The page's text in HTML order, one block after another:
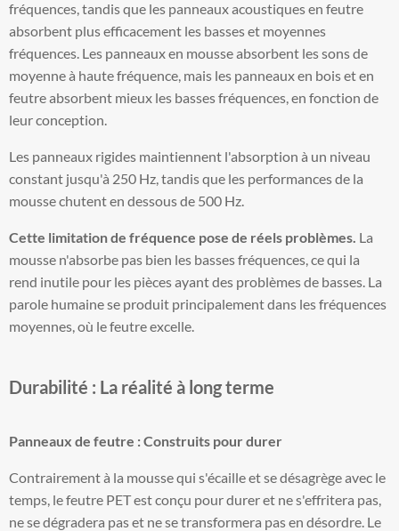
fréquences, tandis que les panneaux acoustiques en feutre
absorbent plus efficacement les basses et moyennes
fréquences. Les panneaux en mousse absorbent les sons de
moyenne à haute fréquence, mais les panneaux en bois et en
feutre absorbent mieux les basses fréquences, en fonction de
leur conception.
Les panneaux rigides maintiennent l'absorption à un niveau
constant jusqu'à 250 Hz, tandis que les performances de la
mousse chutent en dessous de 500 Hz.
Cette limitation de fréquence pose de réels problèmes. La
mousse n'absorbe pas bien les basses fréquences, ce qui la
rend inutile pour les pièces ayant des problèmes de basses. La
parole humaine se produit principalement dans les fréquences
moyennes, où le feutre excelle.
Durabilité : La réalité à long terme
Panneaux de feutre : Construits pour durer
Contrairement à la mousse qui s'écaille et se désagrège avec le
temps, le feutre PET est conçu pour durer et ne s'effritera pas,
ne se dégradera pas et ne se transformera pas en désordre. Le